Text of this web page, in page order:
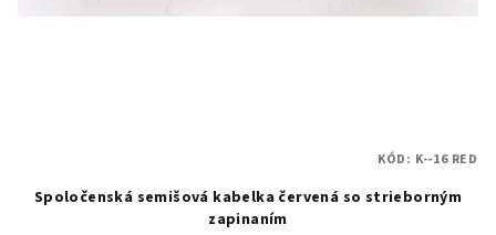
Spoločenská semišová kabelka červená so strieborným
zapinaním
KÓD: K--16 RED